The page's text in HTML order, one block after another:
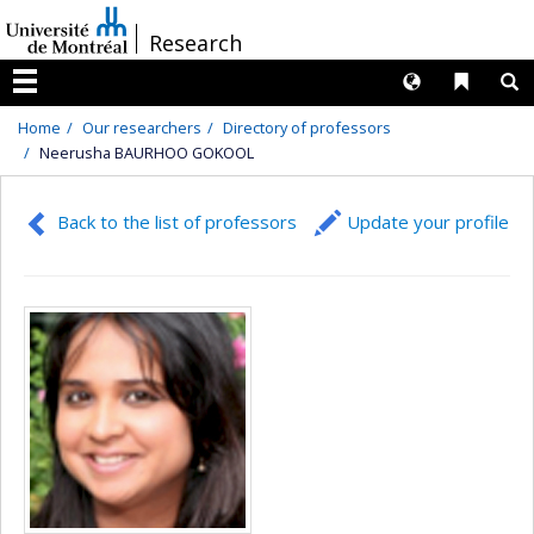
au
contenu
/Research
Menu
Liens
Langues
Home Our researchers
Directory of professors
Neerusha BAURHOO GOKOOL
Back to the list of professors Update your profile